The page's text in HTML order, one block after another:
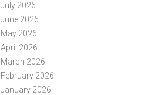
July 2026
June 2026
May 2026
April 2026
March 2026
February 2026
January 2026